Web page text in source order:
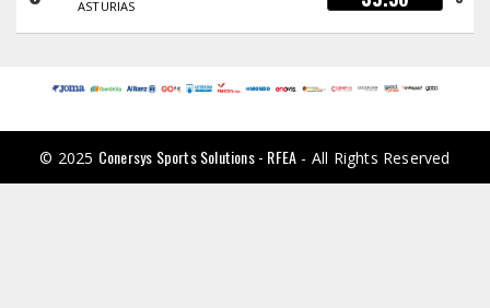
ASTURIAS
© 2025 Conersys Sports Solutions - RFEA - All Rights Reserved